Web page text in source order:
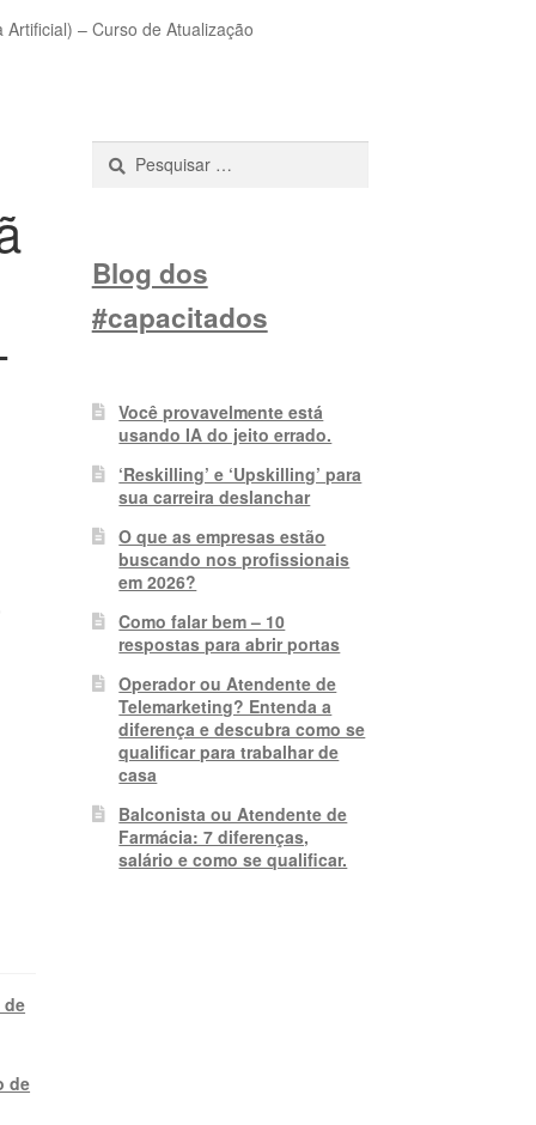
– Curso de Atualização
de
de
Pesquisar
por:
Blog dos
#capacitados
Você provavelmente está
usando IA do jeito errado.
‘Reskilling’ e ‘Upskilling’ para
sua carreira deslanchar
O que as empresas estão
buscando nos profissionais
em 2026?
Como falar bem – 10
respostas para abrir portas
Operador ou Atendente de
Telemarketing? Entenda a
diferença e descubra como se
qualificar para trabalhar de
casa
Balconista ou Atendente de
Farmácia: 7 diferenças,
salário e como se qualificar.